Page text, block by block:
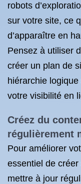
robots
sur votre site, ce
d’apparaître en
Pensez à utiliser
créer un plan de
hiérarchie
votre visibilité en
Créez du
régulièrement
Pour améliorer
essentiel de
mettre à jour